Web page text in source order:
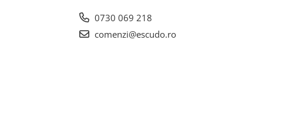
0730 069 218
comenzi@escudo.ro